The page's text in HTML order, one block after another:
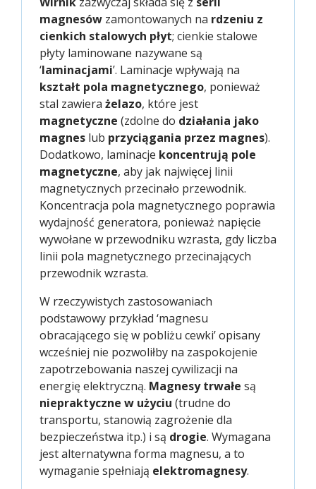
magnesów zamontowanych na rdzeniu z
cienkich stalowych płyt; cienkie stalowe
płyty laminowane nazywane są
‘laminacjami’. Laminacje wpływają na
kształt pola magnetycznego, ponieważ
stal zawiera żelazo, które jest
magnetyczne (zdolne do działania jako
magnes lub przyciągania przez magnes).
Dodatkowo, laminacje koncentrują pole
magnetyczne, aby jak najwięcej linii
magnetycznych przecinało przewodnik.
Koncentracja pola magnetycznego poprawia
wydajność generatora, ponieważ napięcie
wywołane w przewodniku wzrasta, gdy liczba
linii pola magnetycznego przecinających
przewodnik wzrasta.
W rzeczywistych zastosowaniach
podstawowy przykład ‘magnesu
obracającego się w pobliżu cewki’ opisany
wcześniej nie pozwoliłby na zaspokojenie
zapotrzebowania naszej cywilizacji na
energię elektryczną. Magnesy trwałe są
niepraktyczne w użyciu (trudne do
transportu, stanowią zagrożenie dla
bezpieczeństwa itp.) i są drogie. Wymagana
jest alternatywna forma magnesu, a to
wymaganie spełniają elektromagnesy.